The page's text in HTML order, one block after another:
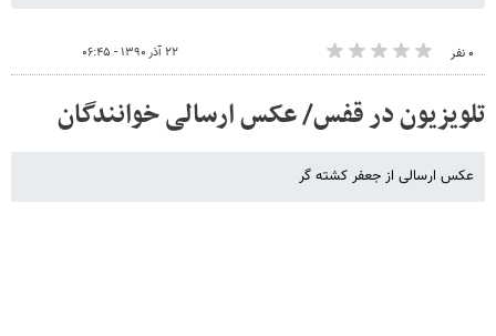
۰ نفر ۲۲ آذر ۱۳۹۰ - ۰۶:۴۵
تلویزیون در قفس/ عکس ارسالی خوانندگان
عکس ارسالی از جعفر کشته گر